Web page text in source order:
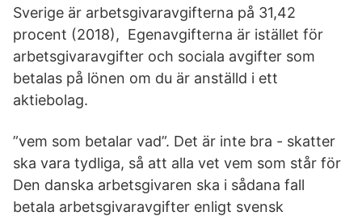
Sverige är arbetsgivaravgifterna på 31,42
procent (2018), Egenavgifterna är istället för
arbetsgivaravgifter och sociala avgifter som
betalas på lönen om du är anställd i ett
aktiebolag.
”vem som betalar vad”. Det är inte bra - skatter
ska vara tydliga, så att alla vet vem som står för
Den danska arbetsgivaren ska i sådana fall
betala arbetsgivaravgifter enligt svensk